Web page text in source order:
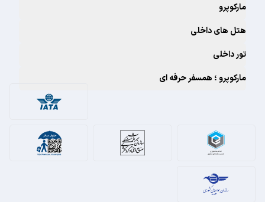
مارکوپرو
هتل های داخلی
تور داخلی
مارکوپرو ؛ همسفر حرفه ای